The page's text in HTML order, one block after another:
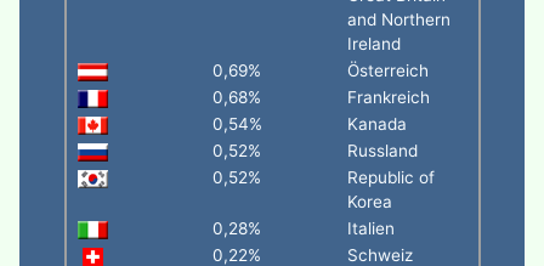
and Northern
Ireland
0,69%
Österreich
0,68%
Frankreich
0,54%
Kanada
0,52%
Russland
0,52%
Republic of
Korea
0,28%
Italien
0,22%
Schweiz